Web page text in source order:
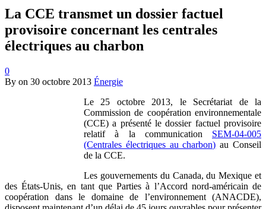
La CCE transmet un dossier factuel
provisoire concernant les centrales
électriques au charbon
0
By on 30 octobre 2013 Énergie
Le 25 octobre 2013, le Secrétariat de la
Commission de coopération environnementale
(CCE) a présenté le dossier factuel provisoire
relatif à la communication SEM-04-005
(Centrales électriques au charbon) au Conseil
de la CCE.
Les gouvernements du Canada, du Mexique et
des États-Unis, en tant que Parties à l’Accord nord-américain de
coopération dans le domaine de l’environnement (ANACDE),